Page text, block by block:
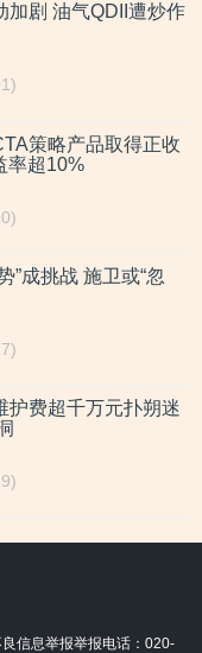
加剧 油气QDII遭炒作
策略产品取得正收
率超10%
”成挑战 施卫或“忽
护费超千万元扑朔迷
信息举报举报电话：020-